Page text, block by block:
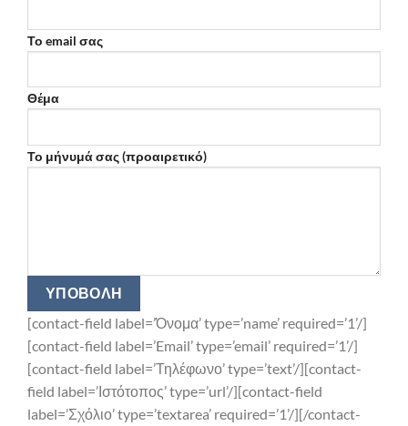
Το email σας
Θέμα
Το μήνυμά σας (προαιρετικό)
[contact-field label=’Όνομα’ type=’name’ required=’1’/]
[contact-field label=’Email’ type=’email’ required=’1’/]
[contact-field label=’Τηλέφωνο’ type=’text’/][contact-
field label=’Ιστότοπος’ type=’url’/][contact-field
label=’Σχόλιο’ type=’textarea’ required=’1’/][/contact-